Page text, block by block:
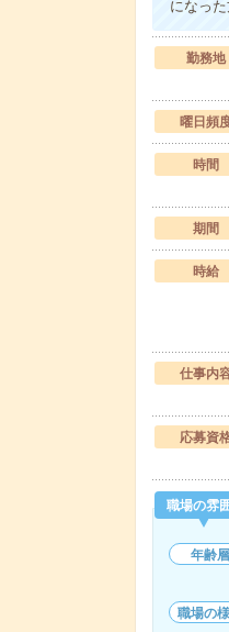
になっ
勤務地
曜日頻
時間
期間
時給
仕事内
応募資
職場の雰
年齢層
職場の